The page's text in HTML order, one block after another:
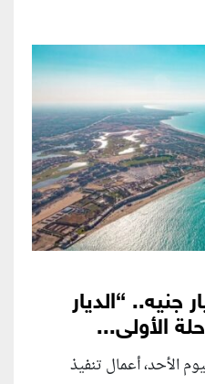
220 مليار جنيه.. “الديار
الأولى...
الأحد، أعمال تنفيذ